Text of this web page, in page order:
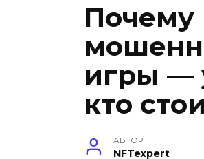
Почему
игры —
кто
АВТОР
NFTexpert